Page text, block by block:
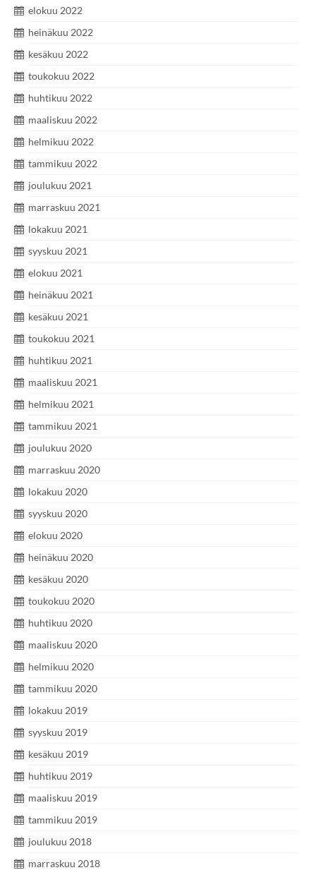
elokuu 2022
heinäkuu 2022
kesäkuu 2022
toukokuu 2022
huhtikuu 2022
maaliskuu 2022
helmikuu 2022
tammikuu 2022
joulukuu 2021
marraskuu 2021
lokakuu 2021
syyskuu 2021
elokuu 2021
heinäkuu 2021
kesäkuu 2021
toukokuu 2021
huhtikuu 2021
maaliskuu 2021
helmikuu 2021
tammikuu 2021
joulukuu 2020
marraskuu 2020
lokakuu 2020
syyskuu 2020
elokuu 2020
heinäkuu 2020
kesäkuu 2020
toukokuu 2020
huhtikuu 2020
maaliskuu 2020
helmikuu 2020
tammikuu 2020
lokakuu 2019
syyskuu 2019
kesäkuu 2019
huhtikuu 2019
maaliskuu 2019
tammikuu 2019
joulukuu 2018
marraskuu 2018